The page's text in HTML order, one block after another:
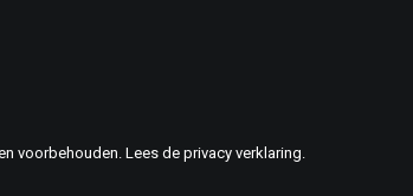
voorbehouden. Lees deprivacy verklaring.